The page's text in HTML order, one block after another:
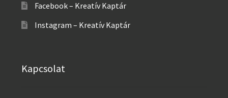
Facebook – Kreatív Kaptár
Instagram – Kreatív Kaptár
Kapcsolat